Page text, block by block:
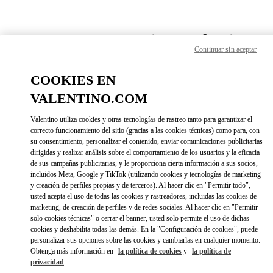
Encuentra tu Boutique Valentino
Por favor, busque por su país o región
Descubre nuestras boutiques buscando por país/región o haciendo
click en la lista de países.
COOKIES EN
VALENTINO.COM
Valentino utiliza cookies y otras tecnologías de rastreo tanto para garantizar el
correcto funcionamiento del sitio (gracias a las cookies técnicas) como para, con
su consentimiento, personalizar el contenido, enviar comunicaciones publicitarias
dirigidas y realizar análisis sobre el comportamiento de los usuarios y la eficacia
de sus campañas publicitarias, y le proporciona cierta información a sus socios,
incluidos Meta, Google y TikTok (utilizando cookies y tecnologías de marketing
y creación de perfiles propias y de terceros). Al hacer clic en "Permitir todo",
usted acepta el uso de todas las cookies y rastreadores, incluidas las cookies de
marketing, de creación de perfiles y de redes sociales. Al hacer clic en "Permitir
solo cookies técnicas" o cerrar el banner, usted solo permite el uso de dichas
cookies y deshabilita todas las demás. En la "Configuración de cookies", puede
personalizar sus opciones sobre las cookies y cambiarlas en cualquier momento.
Obtenga más información en la política de cookies y la política de
privacidad.
Continuar sin aceptar